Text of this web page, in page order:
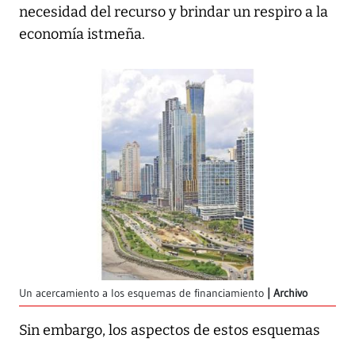
necesidad del recurso y brindar un respiro a la
economía istmeña.
Un acercamiento a los esquemas de financiamiento Archivo
Sin embargo, los aspectos de estos esquemas